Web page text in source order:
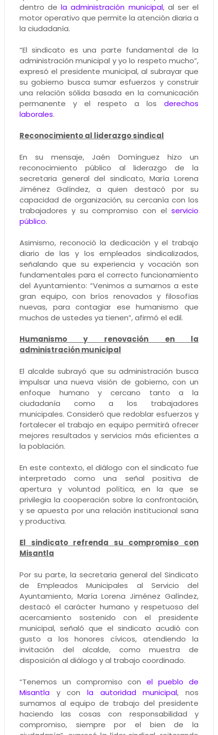
dentro dela administración municipal, al ser el
motor operativo que permite la atención diaria a
la ciudadanía.
“El sindicato es una parte fundamental de la
administración municipal y yo lo respeto mucho”,
expresó el presidente municipal, al subrayar que
su gobierno busca sumar esfuerzos y construir
una relación sólida basada en la comunicación
permanente y el respeto a losderechos
laborales.
Reconocimiento al liderazgo sindical
En su mensaje, Jaén Domínguez hizo un
reconocimiento público al liderazgo de la
secretaria general del sindicato, María Lorena
Jiménez Galíndez, a quien destacó por su
capacidad de organización, su cercanía con los
trabajadores y su compromiso con elservicio
público.
Asimismo, reconoció la dedicación y el trabajo
diario de las y los empleados sindicalizados,
señalando que su experiencia y vocación son
fundamentales para el correcto funcionamiento
del Ayuntamiento: “Venimos a sumarnos a este
gran equipo, con bríos renovados y filosofías
nuevas, para contagiar ese humanismo que
muchos de ustedes ya tienen”, afirmó el edil.
Humanismo y renovación en la
administración municipal
El alcalde subrayó que su administración busca
impulsar una nueva visión de gobierno, con un
enfoque humano y cercano tanto a la
ciudadanía como a los trabajadores
municipales. Consideró que redoblar esfuerzos y
fortalecer el trabajo en equipo permitirá ofrecer
mejores resultados y servicios más eficientes a
la población.
En este contexto, el diálogo con el sindicato fue
interpretado como una señal positiva de
apertura y voluntad política, en la que se
privilegia la cooperación sobre la confrontación,
y se apuesta por una relación institucional sana
y productiva.
El sindicato refrenda su compromiso con
Misantla
Por su parte, la secretaria general del Sindicato
de Empleados Municipales al Servicio del
Ayuntamiento, María Lorena Jiménez Galíndez,
destacó el carácter humano y respetuoso del
acercamiento sostenido con el presidente
municipal, señaló que el sindicato acudió con
gusto a los honores cívicos, atendiendo la
invitación del alcalde, como muestra de
disposición al diálogo y al trabajo coordinado.
“Tenemos un compromiso conel pueblo de
Misantlay con la autoridad municipal, nos
sumamos al equipo de trabajo del presidente
haciendo las cosas con responsabilidad y
compromiso, siempre por el bien de la